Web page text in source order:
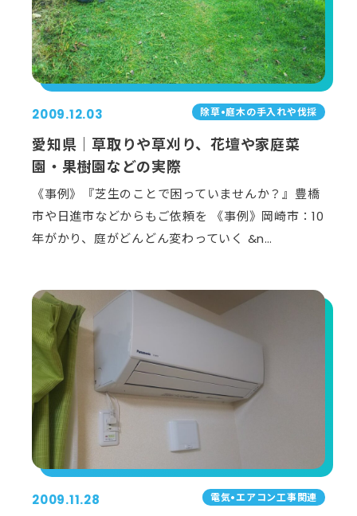
2009.12.03 除草•庭⽊の⼿⼊れや伐採
愛知県｜草取りや草刈り、花壇や家庭菜
園・果樹園などの実際
《事例》『芝生のことで困っていませんか？』豊橋
市や日進市などからもご依頼を 《事例》岡崎市：10
年がかり、庭がどんどん変わっていく &n…
2009.11.28 電気•エアコン⼯事関連